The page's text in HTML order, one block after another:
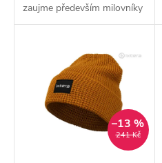
zaujme především milovníky
lovu pstruhů.
241 Kč
–13 %